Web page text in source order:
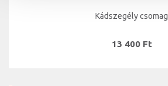
Kádszegély csomag
13 400 Ft